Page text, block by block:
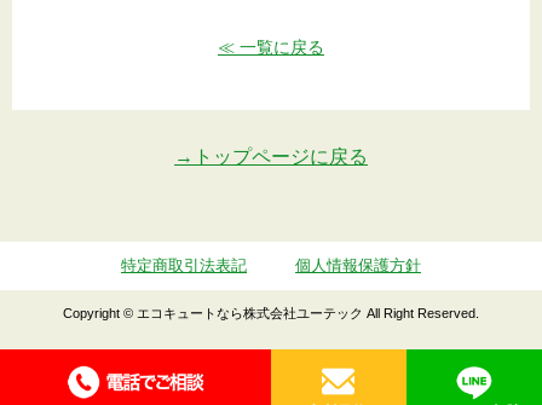
≪ 一覧に戻る
→トップページに戻る
特定商取引法表記 個人情報保護方針
Copyright © エコキュートなら株式会社ユーテック All Right Reserved.